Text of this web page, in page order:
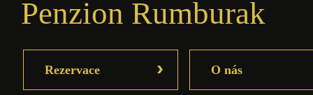
Penzion Rumburak
Rezervace › O nás